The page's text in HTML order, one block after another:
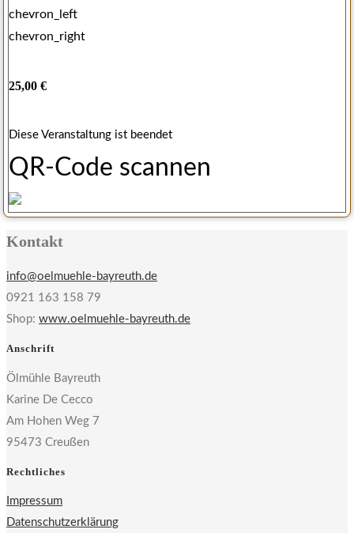
chevron_left
chevron_right
25,00 €
Diese Veranstaltung ist beendet
QR-Code scannen
Kontakt
info@oelmuehle-bayreuth.de
0921 163 158 79
Shop: www.oelmuehle-bayreuth.de
Anschrift
Ölmühle Bayreuth
Karine De Cecco
Am Hohen Weg 7
95473 Creußen
Rechtliches
Impressum
Datenschutzerklärung